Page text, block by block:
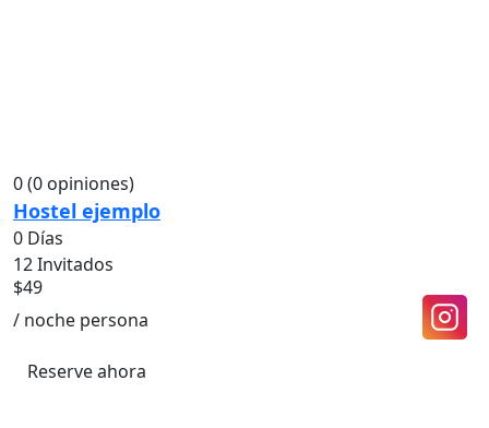
0(0 opiniones)
Hostel ejemplo
0 Días
12 Invitados
$49
/ noche persona
Reserve ahora